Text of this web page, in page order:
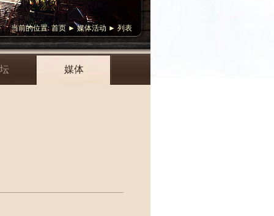
当前的位置:首页 ►媒体活动 ► 列表
媒体